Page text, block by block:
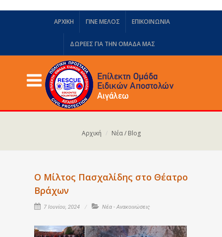
ΑΡΧΙΚΗ ΓΙΝΕ ΜΕΛΟΣ ΕΠΙΚΟΙΝΩΝΙΑ
ΔΩΡΕΈΣ ΓΙΑ ΤΗΝ ΟΜΆΔΑ ΜΑΣ
Αρχική Νέα / Blog
Ο Μίλτος Πασχαλίδης στο Θέατρο
Βράχων
7 Ιουνίου, 2024 Νέα - Ανακοινώσεις